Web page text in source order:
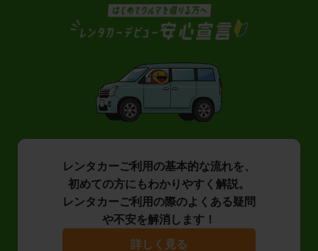
レンタカーご利用の基本的な流れを、
初めての方にもわかりやすく解説。
レンタカーご利用の際のよくある疑問
や不安を解消します！
詳しく見る